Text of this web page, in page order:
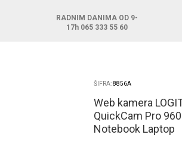
RADNIM DANIMA OD 9-
17h 065 333 55 60
ŠIFRA:8856A
Web kamera
QuickCam Pro
Notebook Laptop